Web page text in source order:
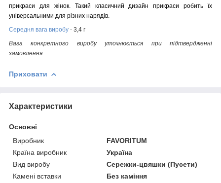
прикраси для жінок. Такий класичний дизайн прикраси робить їх
універсальними для різних нарядів.
Середня вага виробу - 3,4 г
Вага конкретного виробу уточнюється при підтвердженні
замовлення
Приховати
Характеристики
Основні
Виробник
FAVORITUM
Країна виробник
Україна
Вид виробу
Сережки-цвяшки (Пусети)
Камені вставки
Без каміння